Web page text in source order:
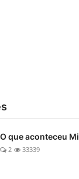
O que aconteceu
2 33339